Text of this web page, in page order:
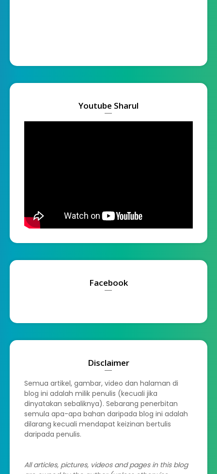
Youtube Sharul
Facebook
Disclaimer
Semua artikel, gambar, video dan halaman di
blog ini adalah milik penulis (kecuali jika
dinyatakan sebaliknya). Sebarang penerbitan
semula apa-apa bahan daripada blog ini adalah
dilarang kecuali mendapat keizinan bertulis
daripada penulis.
All articles, pictures, videos and pages in this blog